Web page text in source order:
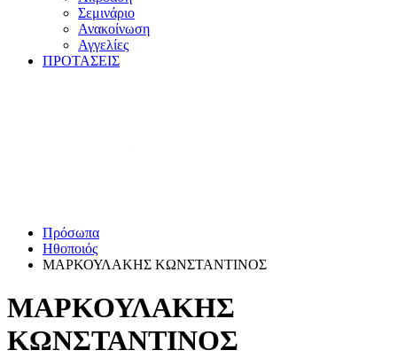
Σεμινάριο
Ανακοίνωση
Αγγελίες
ΠΡΟΤΑΣΕΙΣ
Πρόσωπα
Ηθοποιός
ΜΑΡΚΟΥΛΑΚΗΣ ΚΩΝΣΤΑΝΤΙΝΟΣ
ΜΑΡΚΟΥΛΑΚΗΣ
ΚΩΝΣΤΑΝΤΙΝΟΣ